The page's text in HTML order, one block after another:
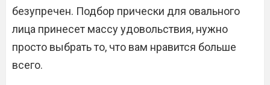
безупречен. Подбор прически для овального
лица принесет массу удовольствия, нужно
просто выбрать то, что вам нравится больше
всего.